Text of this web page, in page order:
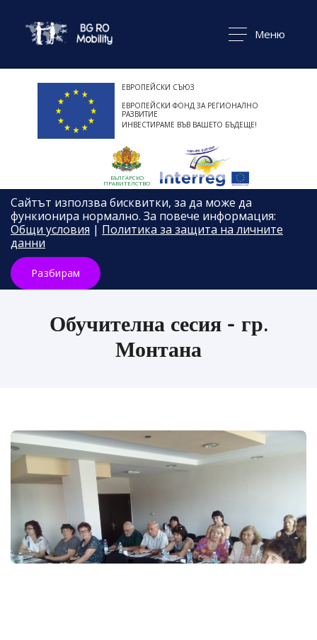
Меню
ЕВРОПЕЙСКИ СЪЮЗ
ЕВРОПЕЙСКИ ФОНД ЗА РЕГИОНАЛНО
РАЗВИТИЕ
ИНВЕСТИРАМЕ ВЪВ ВАШЕТО БЪДЕЩЕ!
БЪЛГАРСКО
ПРАВИТЕЛСТВО
Сайтът използва бисквитки, за да може да
функионира нормално. За повече информация:
Общи условия | Политика за защита на личните
данни
Разбирам
Обучителна сесия - гр.
Монтана